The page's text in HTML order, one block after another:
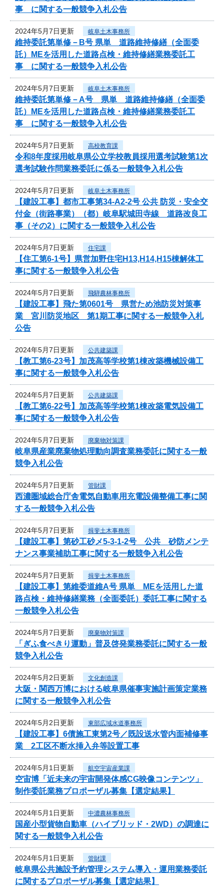
事 に関する一般競争入札公告
2024年5月7日更新 岐阜土木事務所
維持委託第単修－B号 県単 道路維持修繕（全面委
託）MEを活用した道路点検・維持修繕業務委託工
事 に関する一般競争入札公告
2024年5月7日更新 岐阜土木事務所
維持委託第単修－A号 県単 道路維持修繕（全面委
託）MEを活用した道路点検・維持修繕業務委託工
事 に関する一般競争入札公告
2024年5月7日更新 高校教育課
令和8年度採用岐阜県公立学校教員採用選考試験第1次
選考試験作問業務委託に係る一般競争入札公告
2024年5月7日更新 岐阜土木事務所
【建設工事】都市工事第34-A2-2号 公共 防災・安全交
付金（街路事業）（都）岐阜駅城田寺線 道路改良工
事（その2）に関する一般競争入札公告
2024年5月7日更新 住宅課
【住工第6-1号】県営加野住宅H13,H14,H15棟解体工
事に関する一般競争入札公告
2024年5月7日更新 飛騨農林事務所
【建設工事】飛た第0601号 県営ため池防災対策事
業 宮川防災地区 第1期工事に関する一般競争入札
公告
2024年5月7日更新 公共建築課
【教工第6-23号】加茂高等学校第1棟改築機械設備工
事に関する一般競争入札公告
2024年5月7日更新 公共建築課
【教工第6-22号】加茂高等学校第1棟改築電気設備工
事に関する一般競争入札公告
2024年5月7日更新 廃棄物対策課
岐阜県産業廃棄物処理動向調査業務委託に関する一般
競争入札公告
2024年5月7日更新 管財課
西濃圏域総合庁舎電気自動車用充電設備整備工事に関
する一般競争入札公告
2024年5月7日更新 揖斐土木事務所
【建設工事】第砂工砂メ5-3-1-2号 公共 砂防メンテ
ナンス事業補助工事に関する一般競争入札公告
2024年5月7日更新 揖斐土木事務所
【建設工事】第維委道維A号 県単 MEを活用した道
路点検・維持修繕業務（全面委託）委託工事に関する
一般競争入札公告
2024年5月7日更新 廃棄物対策課
「ぎふ食べきり運動」普及啓発業務委託に関する一般
競争入札公告
2024年5月2日更新 文化創造課
大阪・関西万博における岐阜県催事実施計画策定業務
に関する一般競争入札公告
2024年5月2日更新 東部広域水道事務所
【建設工事】6債施工東第2号／既設送水管内面補修事
業 2工区不断水挿入弁等設置工事
2024年5月1日更新 航空宇宙産業課
空宙博「近未来の宇宙開発体感CG映像コンテンツ」
制作委託業務プロポーザル募集【選定結果】
2024年5月1日更新 中濃農林事務所
国産小型貨物自動車（ハイブリッド・2WD）の調達に
関する一般競争入札公告
2024年5月1日更新 管財課
岐阜県公共施設予約管理システム導入・運用業務委託
に関するプロポーザル募集【選定結果】